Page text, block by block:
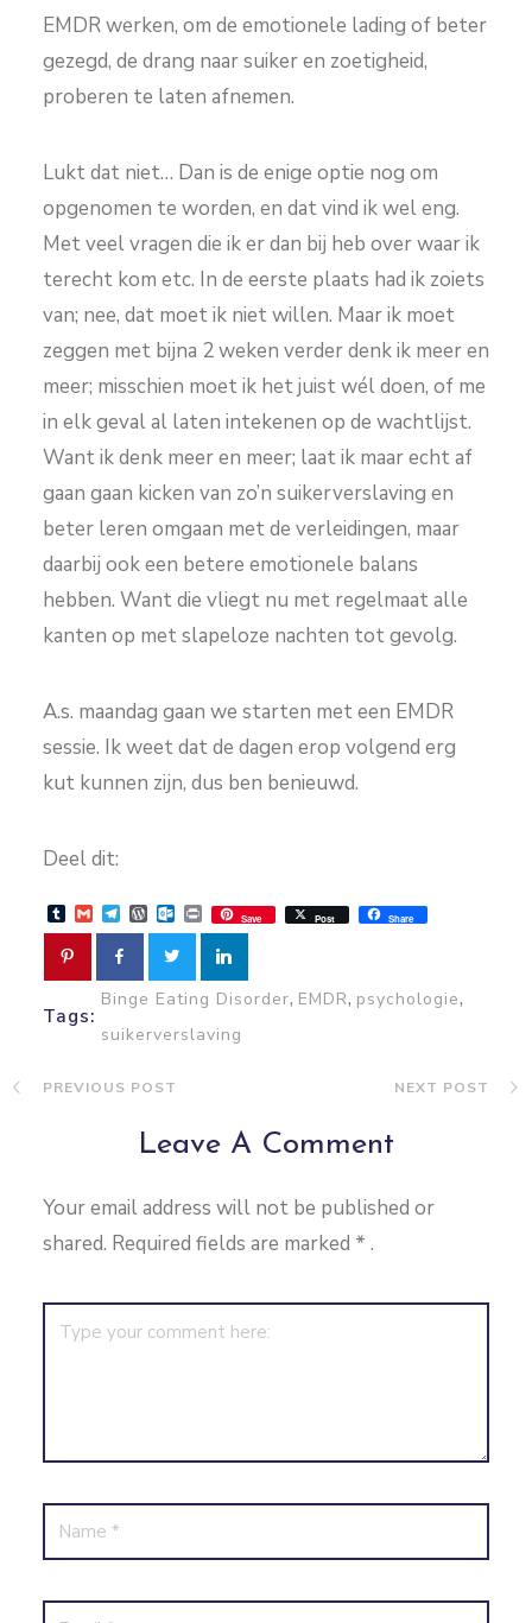
EMDR werken, om de emotionele lading of beter
gezegd, de drang naar suiker en zoetigheid,
proberen te laten afnemen.
Lukt dat niet… Dan is de enige optie nog om
opgenomen te worden, en dat vind ik wel eng.
Met veel vragen die ik er dan bij heb over waar ik
terecht kom etc. In de eerste plaats had ik zoiets
van; nee, dat moet ik niet willen. Maar ik moet
zeggen met bijna 2 weken verder denk ik meer en
meer; misschien moet ik het juist wél doen, of me
in elk geval al laten intekenen op de wachtlijst.
Want ik denk meer en meer; laat ik maar echt af
gaan gaan kicken van zo’n suikerverslaving en
beter leren omgaan met de verleidingen, maar
daarbij ook een betere emotionele balans
hebben. Want die vliegt nu met regelmaat alle
kanten op met slapeloze nachten tot gevolg.
A.s. maandag gaan we starten met een EMDR
sessie. Ik weet dat de dagen erop volgend erg
kut kunnen zijn, dus ben benieuwd.
Deel dit:
Tumblr
GmailTelegram
WordPress
Outlook.com
PrintSave Post Share
Tags:
Binge Eating Disorder, EMDR, psychologie,
suikerverslaving
PREVIOUS POST NEXT POST
Leave A Comment
Your email address will not be published or
shared. Required fields are marked * .